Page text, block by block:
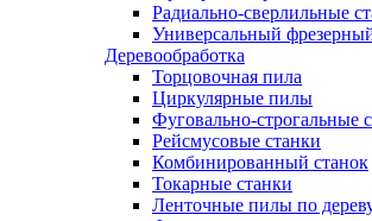
Радиально-сверлильные
Универсальный
Деревообработка
Торцовочная пила
Циркулярные пилы
Фуговально-строгальные
Рейсмусовые станки
Комбинированный станок
Токарные станки
Ленточные пилы по